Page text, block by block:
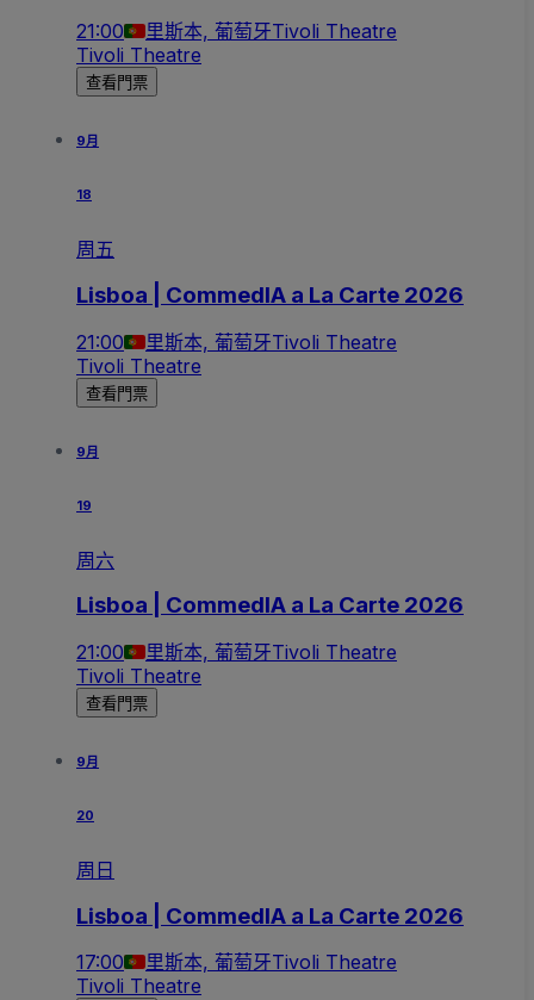
21:00 里斯本, 葡萄牙Tivoli Theatre
Tivoli Theatre
查看門票
9月
18
周五
Lisboa | CommedIA a La Carte 2026
21:00 里斯本, 葡萄牙Tivoli Theatre
Tivoli Theatre
查看門票
9月
19
周六
Lisboa | CommedIA a La Carte 2026
21:00 里斯本, 葡萄牙Tivoli Theatre
Tivoli Theatre
查看門票
9月
20
周日
Lisboa | CommedIA a La Carte 2026
17:00 里斯本, 葡萄牙Tivoli Theatre
Tivoli Theatre